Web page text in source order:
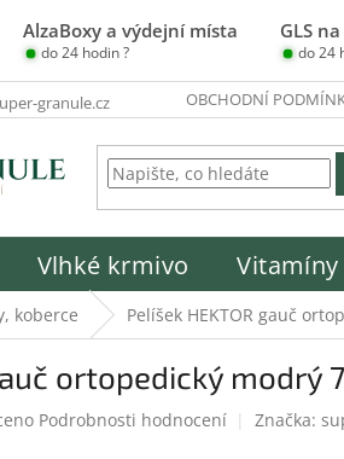
AlzaBoxy a výdejní místa GLS
do 24 hodin ? do 24
granule.cz OBCHODNÍ
Vlhké krmivo
koberce Pelíšek HEKTOR gauč
ortopedický modrý
Podrobnosti hodnocení Značka: